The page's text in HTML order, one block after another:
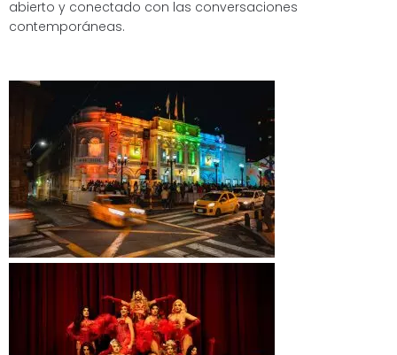
abierto y conectado con las conversaciones
contemporáneas.